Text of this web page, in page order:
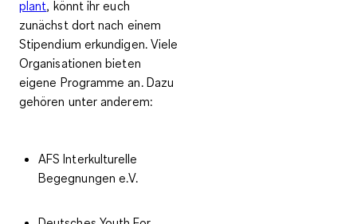
plant, könnt ihr euch
zunächst dort nach einem
Stipendium erkundigen. Viele
Organisationen bieten
eigene Programme an. Dazu
gehören unter anderem:
AFS Interkulturelle
Begegnungen e.V.